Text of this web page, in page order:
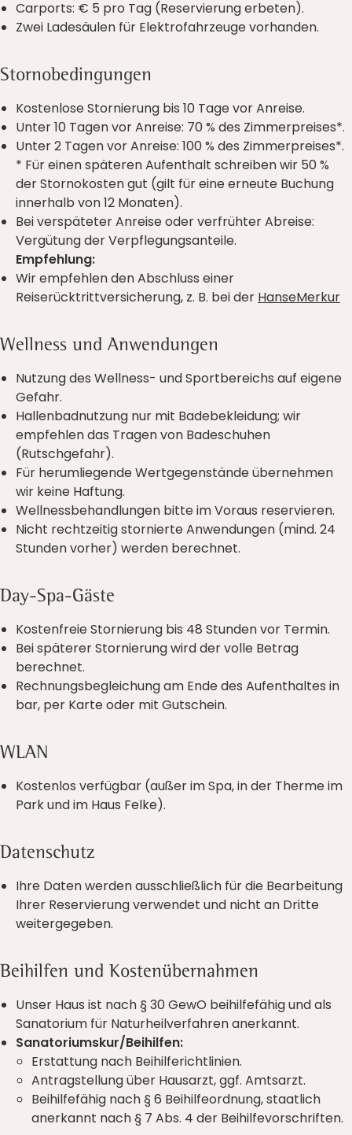
Carports: € 5 pro Tag (Reservierung erbeten).
Zwei Ladesäulen für Elektrofahrzeuge vorhanden.
Stornobedingungen
Kostenlose Stornierung bis 10 Tage vor Anreise.
Unter 10 Tagen vor Anreise: 70 % des Zimmerpreises*.
Unter 2 Tagen vor Anreise: 100 % des Zimmerpreises*.
* Für einen späteren Aufenthalt schreiben wir 50 %
der Stornokosten gut (gilt für eine erneute Buchung
innerhalb von 12 Monaten).
Bei verspäteter Anreise oder verfrühter Abreise:
Vergütung der Verpflegungsanteile.
Empfehlung:
Wir empfehlen den Abschluss einer
Reiserücktrittversicherung, z. B. bei der HanseMerkur
Wellness und Anwendungen
Nutzung des Wellness- und Sportbereichs auf eigene
Gefahr.
Hallenbadnutzung nur mit Badebekleidung; wir
empfehlen das Tragen von Badeschuhen
(Rutschgefahr).
Für herumliegende Wertgegenstände übernehmen
wir keine Haftung.
Wellnessbehandlungen bitte im Voraus reservieren.
Nicht rechtzeitig stornierte Anwendungen (mind. 24
Stunden vorher) werden berechnet.
Day-Spa-Gäste
Kostenfreie Stornierung bis 48 Stunden vor Termin.
Bei späterer Stornierung wird der volle Betrag
berechnet.
Rechnungsbegleichung am Ende des Aufenthaltes in
bar, per Karte oder mit Gutschein.
WLAN
Kostenlos verfügbar (außer im Spa, in der Therme im
Park und im Haus Felke).
Datenschutz
Ihre Daten werden ausschließlich für die Bearbeitung
Ihrer Reservierung verwendet und nicht an Dritte
weitergegeben.
Beihilfen und Kostenübernahmen
Unser Haus ist nach § 30 GewO beihilfefähig und als
Sanatorium für Naturheilverfahren anerkannt.
Sanatoriumskur/Beihilfen:
Erstattung nach Beihilferichtlinien.
Antragstellung über Hausarzt, ggf. Amtsarzt.
Beihilfefähig nach § 6 Beihilfeordnung, staatlich
anerkannt nach § 7 Abs. 4 der Beihilfevorschriften.